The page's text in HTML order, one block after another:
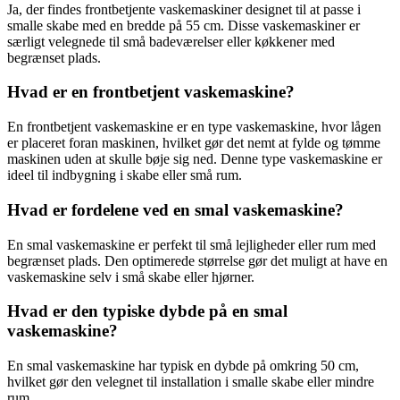
Ja, der findes frontbetjente vaskemaskiner designet til at passe i
smalle skabe med en bredde på 55 cm. Disse vaskemaskiner er
særligt velegnede til små badeværelser eller køkkener med
begrænset plads.
Hvad er en frontbetjent vaskemaskine?
En frontbetjent vaskemaskine er en type vaskemaskine, hvor lågen
er placeret foran maskinen, hvilket gør det nemt at fylde og tømme
maskinen uden at skulle bøje sig ned. Denne type vaskemaskine er
ideel til indbygning i skabe eller små rum.
Hvad er fordelene ved en smal vaskemaskine?
En smal vaskemaskine er perfekt til små lejligheder eller rum med
begrænset plads. Den optimerede størrelse gør det muligt at have en
vaskemaskine selv i små skabe eller hjørner.
Hvad er den typiske dybde på en smal
vaskemaskine?
En smal vaskemaskine har typisk en dybde på omkring 50 cm,
hvilket gør den velegnet til installation i smalle skabe eller mindre